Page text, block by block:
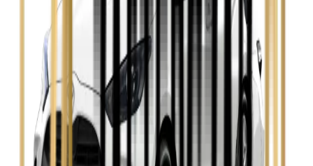
Opel Insignia
Seat Leon
Skoda Fabia
Zobacz